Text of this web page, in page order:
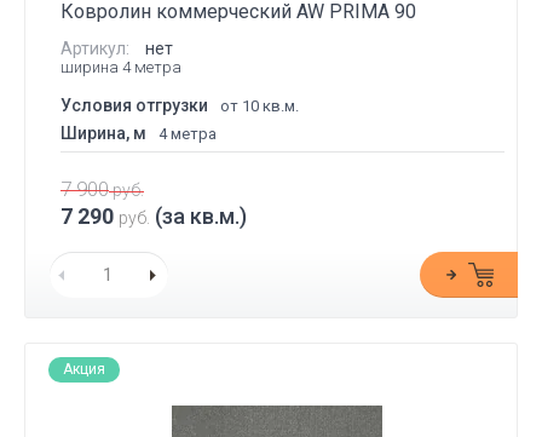
Ковролин коммерческий AW PRIMA 90
Артикул: нет
ширина 4 метра
Условия отгрузки от 10 кв.м.
Ширина, м 4 метра
7 900руб.
7 290 руб. (за кв.м.)
Акция